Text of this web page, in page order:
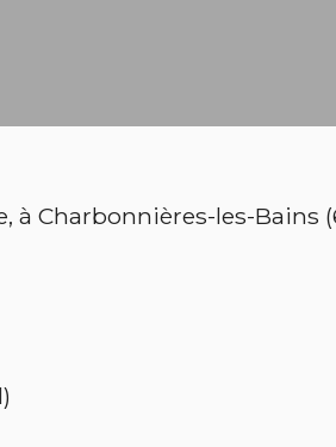
Charbonnières-les-Bains